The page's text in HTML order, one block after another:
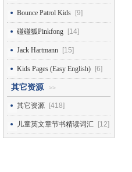
Bounce Patrol Kids [9]
碰碰狐Pinkfong [14]
Jack Hartmann [15]
Kids Pages (Easy English) [6]
其它资源 >>
其它资源 [418]
儿童英文章节书精读词汇 [12]